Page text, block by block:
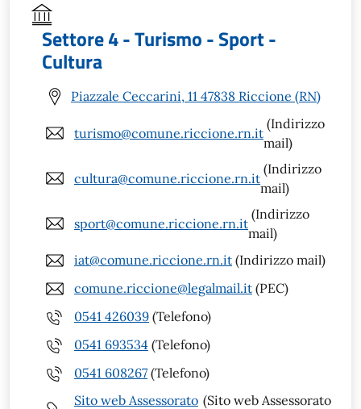
Settore 4 - Turismo - Sport -
Cultura
Piazzale Ceccarini, 11 47838 Riccione (RN)
turismo@comune.riccione.rn.it
(Indirizzo
mail)
cultura@comune.riccione.rn.it
(Indirizzo
mail)
sport@comune.riccione.rn.it
(Indirizzo
mail)
iat@comune.riccione.rn.it (Indirizzo mail)
comune.riccione@legalmail.it (PEC)
0541 426039 (Telefono)
0541 693534 (Telefono)
0541 608267 (Telefono)
Sito web Assessorato (Sito web Assessorato